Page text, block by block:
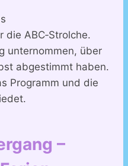
die ABC‑Strolche.
unternommen, über
abgestimmt haben.
Programm und die
–